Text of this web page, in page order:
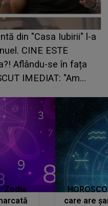
9 august 2026. Zodia
O decizie luată în
și îi dă toate
Zodia
care are